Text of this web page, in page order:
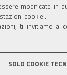
modificate in
cookie".
ti invitiamo a
SOLO COOKIE